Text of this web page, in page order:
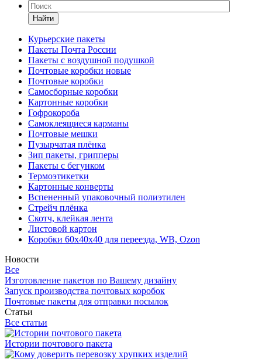
Найти
Курьерские пакеты
Пакеты Почта России
Пакеты с воздушной подушкой
Почтовые коробки новые
Почтовые коробки
Самосборные коробки
Картонные коробки
Гофрокороба
Самоклеящиеся карманы
Почтовые мешки
Пузырчатая плёнка
Зип пакеты, грипперы
Пакеты с бегунком
Термоэтикетки
Картонные конверты
Вспененный упаковочный полиэтилен
Стрейч плёнка
Скотч, клейкая лента
Листовой картон
Коробки 60х40х40 для переезда, WB, Ozon
Новости
Все
Изготовление пакетов по Вашему дизайну
Запуск производства почтовых коробок
Почтовые пакеты для отправки посылок
Статьи
Все статьи
Истории почтового пакета